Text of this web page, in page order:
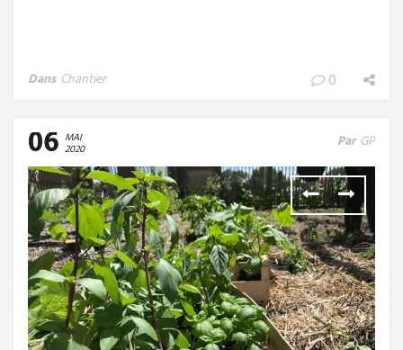
Dans Chantier 0
06 MAI
2020 Par GP